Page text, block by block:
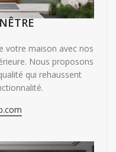
votre maison avec nos
Nous proposons
qui rehaussent